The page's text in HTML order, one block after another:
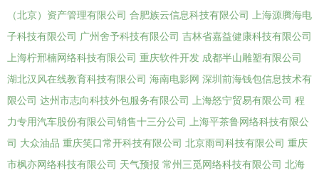
（北京）资产管理有限公司 合肥族云信息科技有限公司
上海源腾海电
子科技有限公司 广州舍予科技有限公司 吉林省嘉益健康科技有限公司
上海柠邢楠网络科技有限公司 重庆软件开发 成都半山雕塑有限公司
湖北汉风在线教育科技有限公司 海南电影网 深圳前海钱包信息技术有
限公司 达州市志向科技外包服务有限公司 上海怒宁贸易有限公司 程
力专用汽车股份有限公司销售十三分公司
上海平茶鲁网络科技有限公
司 大众油品 重庆笑口常开科技有限公司 北京雨司科技有限公司 重庆
市枫亦网络科技有限公司 天气预报 常州三觅网络科技有限公司 北海